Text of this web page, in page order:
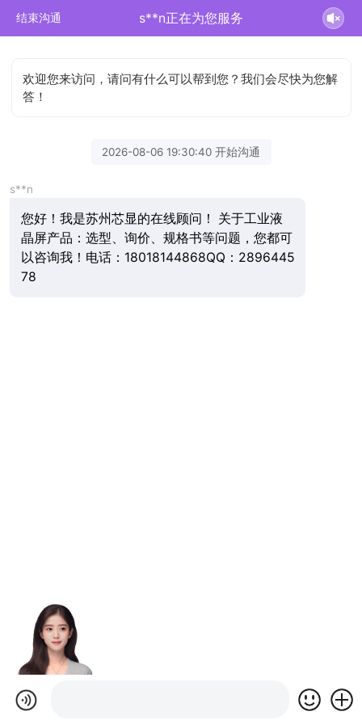
结束沟通 s**n正在为您服务
欢迎您来访问，请问有什么可以帮到您？我们会尽快为您解
答！
2026-08-06 19:30:40 开始沟通
s**n
您好！我是苏州芯显的在线顾问！ 关于工业液
晶屏产品：选型、询价、规格书等问题，您都可
以咨询我！电话：18018144868QQ：2896445
78